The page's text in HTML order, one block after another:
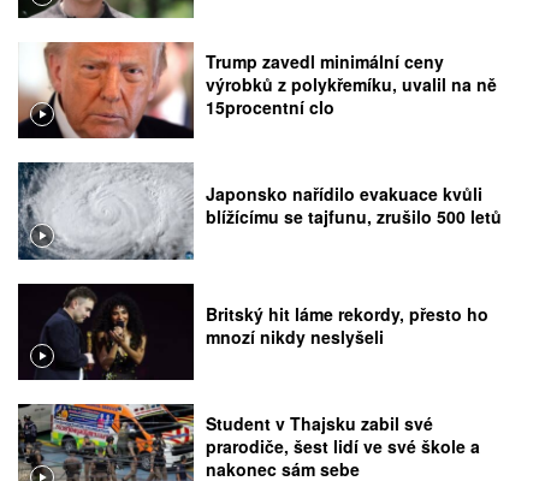
Trump zavedl minimální ceny
výrobků z polykřemíku, uvalil na ně
15procentní clo
Japonsko nařídilo evakuace kvůli
blížícímu se tajfunu, zrušilo 500 letů
Britský hit láme rekordy, přesto ho
mnozí nikdy neslyšeli
Student v Thajsku zabil své
prarodiče, šest lidí ve své škole a
nakonec sám sebe